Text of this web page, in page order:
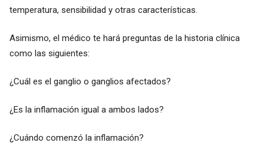
temperatura, sensibilidad y otras características.
Asimismo, el médico te hará preguntas de la historia clínica
como las siguientes:
¿Cuál es el ganglio o ganglios afectados?
¿Es la inflamación igual a ambos lados?
¿Cuándo comenzó la inflamación?